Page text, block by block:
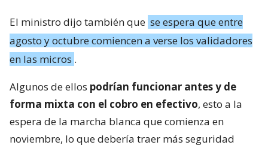
El ministro dijo también que se espera que entre
agosto y octubre comiencen a verse los validadores
en las micros .
Algunos de ellos podrían funcionar antes y de
forma mixta con el cobro en efectivo, esto a la
espera de la marcha blanca que comienza en
noviembre, lo que debería traer más seguridad